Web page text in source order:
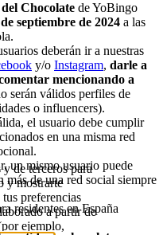
Chocolate de YoBingo
septiembre de 2024 a las
deberán ir a nuestras
y/o Instagram, darle a
mencionando a
serán válidos perfiles de
o influencers).
el usuario debe cumplir
en una misma red
un mismo usuario puede
más de una red social siempre
residentes en España
de terceros para
y mostrarte
preferencias
a partir de
ejemplo,